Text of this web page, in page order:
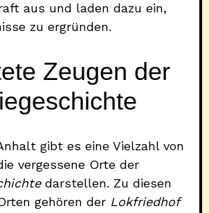
aus und laden dazu ein,
zu ergründen.
Zeugen der
gibt es eine Vielzahl von
vergessene Orte der
darstellen. Zu diesen
gehören der Lokfriedhof